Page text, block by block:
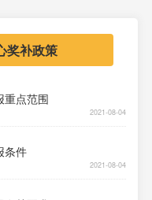
奖补政策
重点范围
2021-08-04
条件
2021-08-04